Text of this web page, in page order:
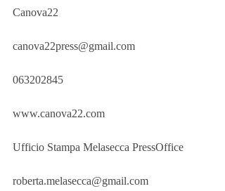
Canova22
canova22press@gmail.com
063202845
www.canova22.com
Ufficio Stampa Melasecca PressOffice
roberta.melasecca@gmail.com